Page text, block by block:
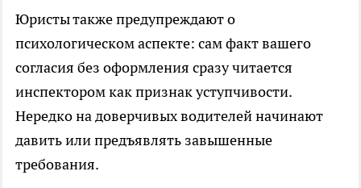
Юристы также предупреждают о
психологическом аспекте: сам факт вашего
согласия без оформления сразу читается
инспектором как признак уступчивости.
Нередко на доверчивых водителей начинают
давить или предъявлять завышенные
требования.